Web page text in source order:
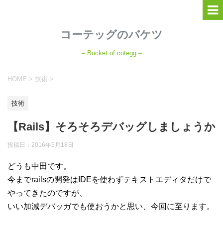
コーテッグのバケツ
– Bucket of cotegg –
HOME > 技術 >
技術
【Rails】そろそろデバッグしましょうか
投稿日： 2016年5月18日
どうも中田です。
今までrailsの開発はIDEを使わずテキストエディタだけで
やってきたのですが、
いい加減デバッガでも使おうかと思い、今回に至ります。